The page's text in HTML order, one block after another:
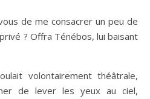
de me consacrer un peu de
? Offra Ténébos, lui baisant
volontairement théâtrale,
de lever les yeux au ciel,